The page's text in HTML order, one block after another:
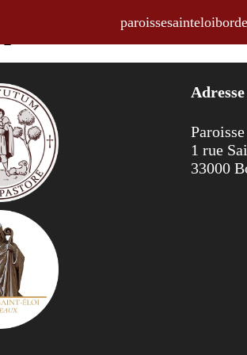
pour la semaine du
Adresse
1 rue
33000